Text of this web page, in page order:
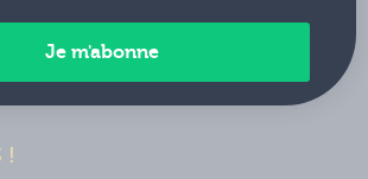
nous
!